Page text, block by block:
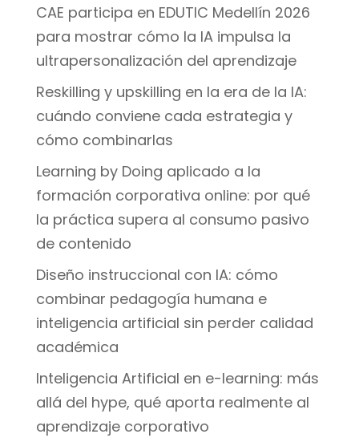
CAE participa en EDUTIC Medellín 2026
para mostrar cómo la IA impulsa la
ultrapersonalización del aprendizaje
Reskilling y upskilling en la era de la IA:
cuándo conviene cada estrategia y
cómo combinarlas
Learning by Doing aplicado a la
formación corporativa online: por qué
la práctica supera al consumo pasivo
de contenido
Diseño instruccional con IA: cómo
combinar pedagogía humana e
inteligencia artificial sin perder calidad
académica
Inteligencia Artificial en e-learning: más
allá del hype, qué aporta realmente al
aprendizaje corporativo